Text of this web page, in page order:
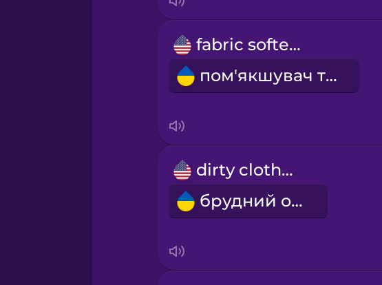
Serbian
Swahili
Thai
fabric softener
пом'якшувач тканини
dirty clothes
брудний одяг